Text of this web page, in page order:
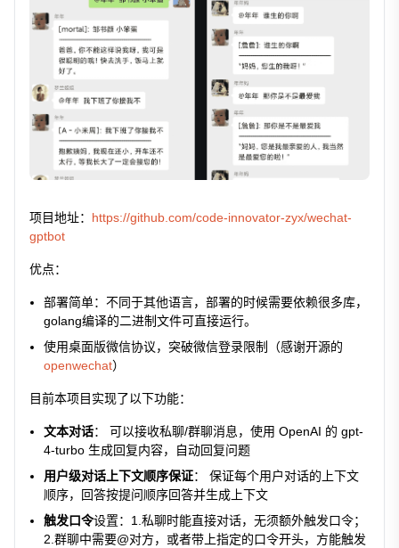
项目地址： https://github.com/code-innovator-zyx/wechat-
gptbot
优点：
部署简单：不同于其他语言，部署的时候需要依赖很多库，
golang编译的二进制文件可直接运行。
openwechat）
目前本项目实现了以下功能：
文本对话： 可以接收私聊/群聊消息，使用 OpenAI 的 gpt-
4-turbo 生成回复内容，自动回复问题
用户级对话上下文顺序保证： 保证每个用户对话的上下文
顺序，回答按提问顺序回答并生成上下文
触发口令设置：1.私聊时能直接对话，无须额外触发口令；
2.群聊中需要@对方，或者带上指定的口令开头，方能触发